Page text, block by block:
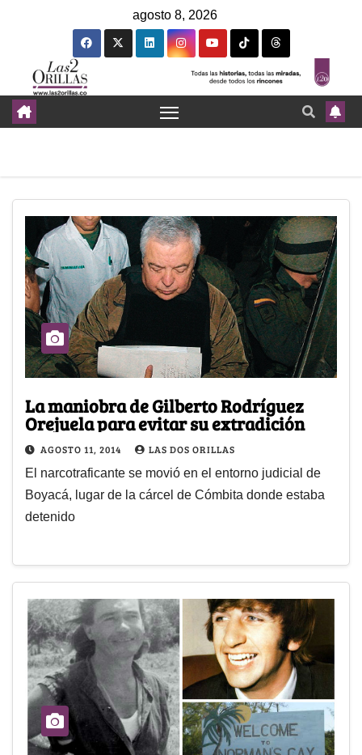
agosto 8, 2026
La maniobra de Gilberto Rodríguez
Orejuela para evitar su extradición
AGOSTO 11, 2014 LAS DOS ORILLAS
El narcotraficante se movió en el entorno judicial de
Boyacá, lugar de la cárcel de Cómbita donde estaba
detenido